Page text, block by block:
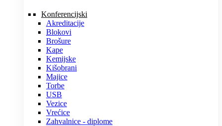
Konferencijski
Akreditacije
Blokovi
Brošure
Kape
Kemijske
Kišobrani
Majice
Torbe
USB
Vezice
Vrećice
Zahvalnice - diplome